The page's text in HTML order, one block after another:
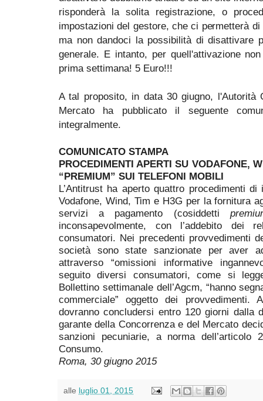
risponderà la solita registrazione, o
impostazioni del gestore, che ci permetterà
ma non dandoci la possibilità di disattivare
generale. E intanto, per quell'attivazione
prima settimana! 5 Euro!!!
A tal proposito, in data 30 giugno, l'Autorità
Mercato ha pubblicato il seguente
integralmente.
COMUNICATO STAMPA
PROCEDIMENTI APERTI SU VODAFONE,
“PREMIUM” SUI TELEFONI MOBILI
L’Antitrust ha aperto quattro procedimenti
Vodafone, Wind, Tim e H3G per la fornitura
servizi a pagamento (cosiddetti
inconsapevolmente, con l’addebito dei
consumatori. Nei precedenti provvedimenti
società sono state sanzionate per aver
attraverso “omissioni informative
seguito diversi consumatori, come si
Bollettino settimanale dell’Agcm, “hanno
commerciale” oggetto dei
dovranno concludersi entro 120 giorni dalla
garante della Concorrenza e del Mercato
sanzioni pecuniarie, a norma
Consumo.
Roma, 30 giugno 2015
alle luglio 01, 2015